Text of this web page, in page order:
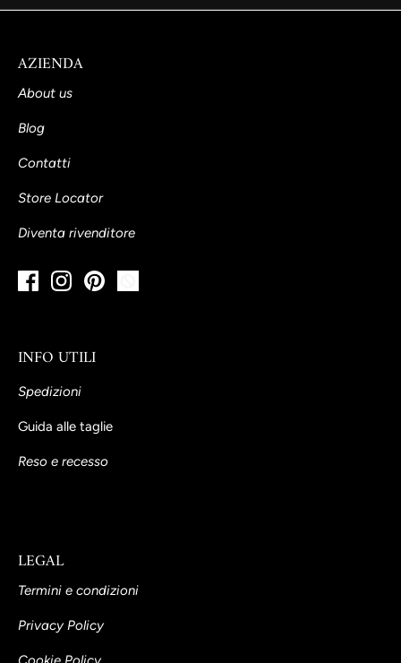
AZIENDA
About us
Blog
Contatti
Store Locator
Diventa rivenditore
INFO UTILI
Spedizioni
Guida alle taglie
Reso e recesso
LEGAL
Termini e condizioni
Privacy Policy